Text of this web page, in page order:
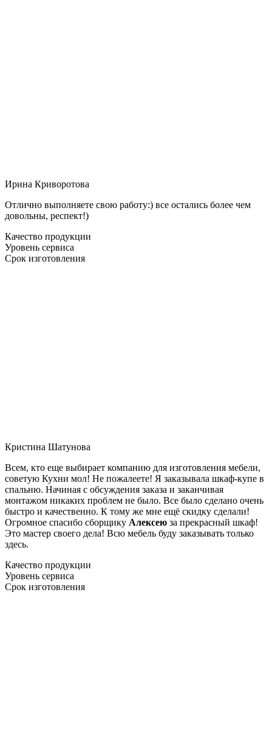
Ирина Криворотова
Отлично выполняете свою работу:) все остались более чем
довольны, респект!)
Качество продукции
Уровень сервиса
Срок изготовления
Кристина Шатунова
Всем, кто еще выбирает компанию для изготовления мебели,
советую Кухни мол! Не пожалеете! Я заказывала шкаф-купе в
спальню. Начиная с обсуждения заказа и заканчивая
монтажом никаких проблем не было. Все было сделано очень
быстро и качественно. К тому же мне ещё скидку сделали!
Огромное спасибо сборщику Алексею за прекрасный шкаф!
Это мастер своего дела! Всю мебель буду заказывать только
здесь.
Качество продукции
Уровень сервиса
Срок изготовления